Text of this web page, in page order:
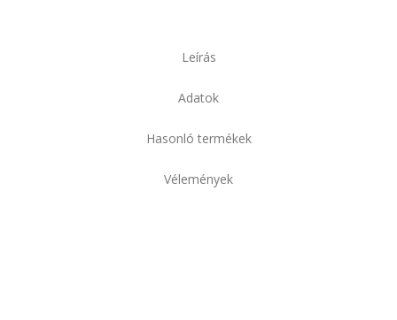
Leírás
Adatok
Hasonló termékek
Vélemények